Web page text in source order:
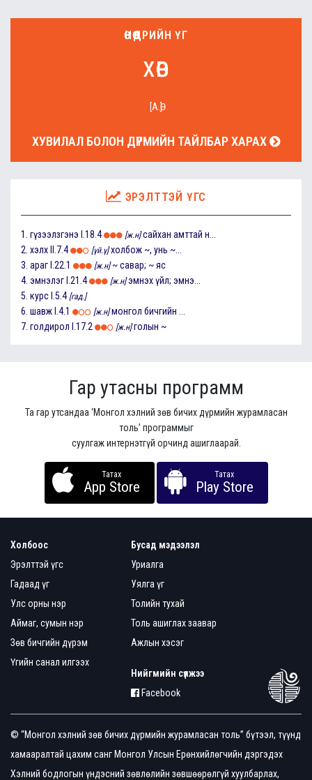
ӨНӨӨДРИЙН ҮГ
хөв
[А.Ө]
ХУВИЛАЛ БОЛОН ДҮРМИЙН ТАЙЛБАР ХАРАХ
ЭРЭЛТТЭЙ ҮГС
1. гүзээлзгэнэ I.18.4 [ж.н] сайхан амттай н...
2. хэлх II.7.4 [үй.ү] холбож ~, унь ~...
3. араг I.22.1 [ж.н] ~ савар; ~ яс
4. эмнэлэг I.21.4 [ж.н] эмнэх үйл; эмнэ...
5. курс I.5.4 [гад.]
6. шавж I.4.1 [ж.н] монгол бичгийн ...
7. голдирол I.17.2 [ж.н] голын ~
Гар утасны программ
Та гар утсандаа ‘Монгол хэлний зөв бичих дүрмийн журамласан
толь’ программыг
суулгаж интернэтгүй орчинд ашиглаарай.
Татах
App Store
Татах
Play Store
Холбоос
Эрэлттэй үгс
Гадаад үг
Улс орны нэр
Аймаг, сумын нэр
Зөв бичгийн дүрэм
Үгийн санал илгээх
Бусад мэдээлэл
Уриалга
Уялга үг
Толийн тухай
Толь ашиглах заавар
Ажлын хэсэг
Нийгмийн сүлжээ
Facebook
© “Монгол хэлний зөв бичих дүрмийн журамласан толь” бүтээл, түүнд
хамааралтай цахим санг Монгол Улсын Ерөнхийлөгчийн дэргэдэх
Хэлний бодлогын үндэсний зөвлөлийн зөвшөөрөлгүй хуулбарлах,